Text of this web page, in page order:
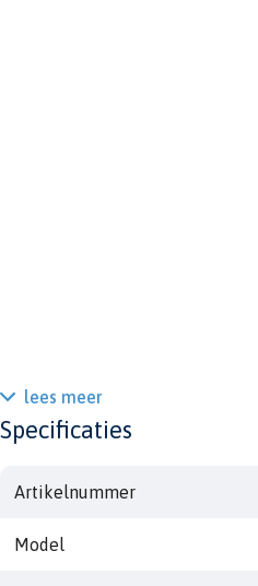
lees meer
Specificaties
Artikelnummer
Model